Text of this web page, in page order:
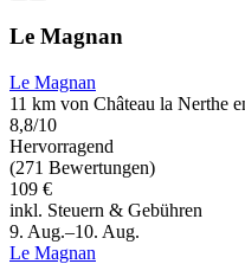
Le Magnan
Le Magnan
11 km von Château la Nerthe
8,8/10
Hervorragend
(271 Bewertungen)
109 €
inkl. Steuern & Gebühren
9. Aug.–10. Aug.
Le Magnan